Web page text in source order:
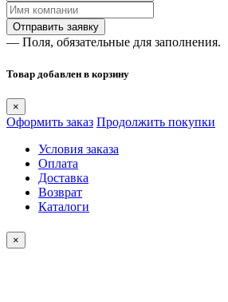
— Поля, обязательные для заполнения.
Товар добавлен в корзину
×
Оформить заказ Продолжить покупки
Условия заказа
Оплата
Доставка
Возврат
Каталоги
×